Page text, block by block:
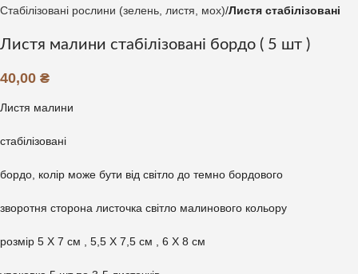
Стабілізовані рослини (зелень, листя, мох) Листя стабілізовані
Листя малини стабілізовані бордо ( 5 шт )
40,00 ₴
Листя малини
стабілізовані
бордо, колір може бути від світло до темно бордового
зворотня сторона листочка світло малинового кольору
розмір 5 X 7 см , 5,5 X 7,5 см , 6 X 8 см